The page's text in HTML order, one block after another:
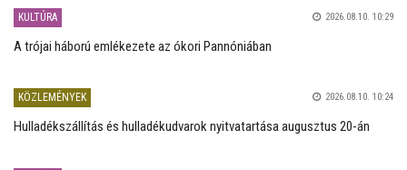
KULTÚRA 2026.08.10. 10:29
A trójai háború emlékezete az ókori Pannóniában
KÖZLEMÉNYEK 2026.08.10. 10:24
Hulladékszállítás és hulladékudvarok nyitvatartása augusztus 20-án